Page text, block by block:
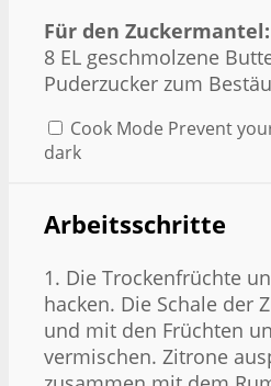
Für den Zuckermantel:
8 EL geschmolzene
Puderzucker zum
Cook Mode Prevent
dark
Arbeitsschritte
1. Die Trockenfrüchte
hacken. Die Schale der
und mit den Früchten
vermischen. Zitrone